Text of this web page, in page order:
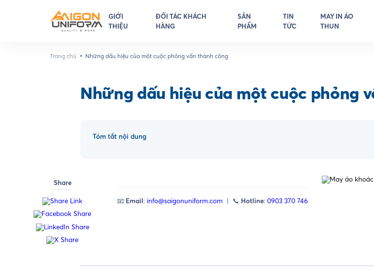
GIỚI
THIỆU
ĐỐI TÁC KHÁCH
HÀNG
SẢN
PHẨM
TIN
TỨC
MAY IN ÁO
THUN
Trang chủ • Những dấu hiệu của một cuộc phỏng vấn thành công
Những dấu hiệu của một cuộc phỏng
Tóm tắt nội dung
Share
📧 Email: info@saigonuniform.com | 📞 Hotline: 0903 370 746